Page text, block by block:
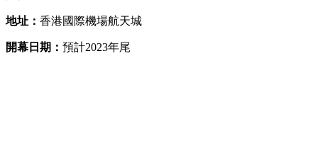
地址： 香港國際機場航天城
開幕日期： 預計2023年尾